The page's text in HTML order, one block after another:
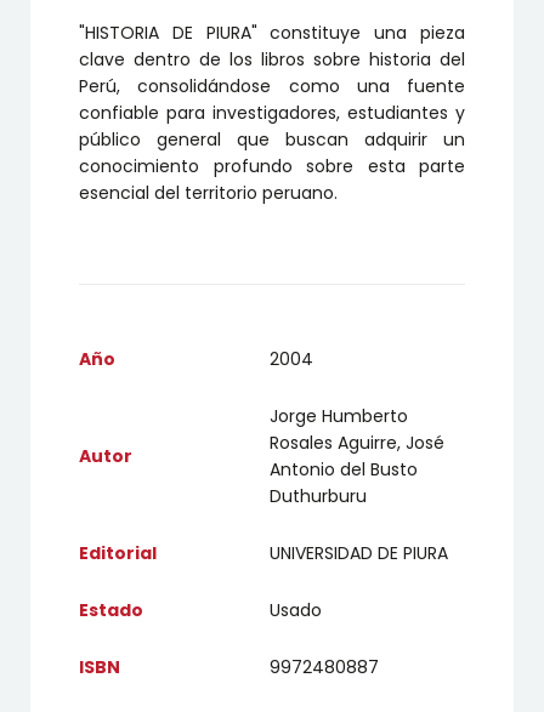
"HISTORIA DE PIURA" constituye una pieza
clave dentro de los libros sobre historia del
Perú, consolidándose como una fuente
confiable para investigadores, estudiantes y
público general que buscan adquirir un
conocimiento profundo sobre esta parte
esencial del territorio peruano.
Año 2004
Autor
Jorge Humberto
Rosales Aguirre, José
Antonio del Busto
Duthurburu
Editorial UNIVERSIDAD DE PIURA
Estado Usado
ISBN 9972480887